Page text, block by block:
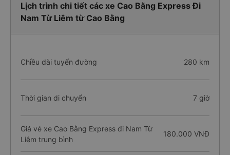
Lịch trình chi tiết các xe Cao Bằng Express Đi
Nam Từ Liêm từ Cao Bằng
Chiều dài tuyến đường 280 km
Thời gian di chuyển 7 giờ
Giá vé xe Cao Bằng Express đi Nam Từ
Liêm trung bình
180.000 VNĐ